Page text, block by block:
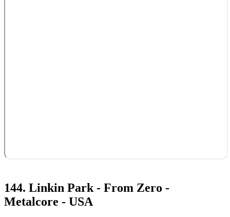
144. Linkin Park - From Zero -
Metalcore - USA